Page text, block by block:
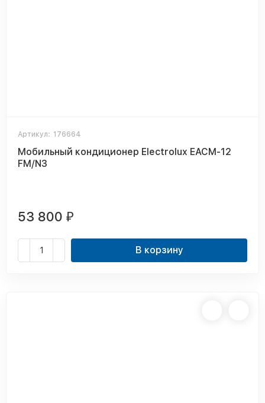
Артикул: 176664
Мобильный кондиционер Electrolux EACM-12
FM/N3
53 800 ₽
В корзину